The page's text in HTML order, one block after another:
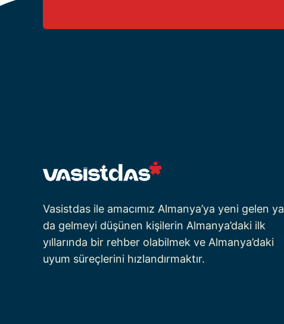
Vasistdas ile amacımız Almanya’ya yeni gelen ya
da gelmeyi düşünen kişilerin Almanya’daki ilk
yıllarında bir rehber olabilmek ve Almanya’daki
uyum süreçlerini hızlandırmaktır.